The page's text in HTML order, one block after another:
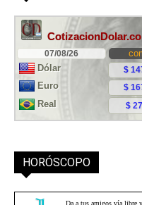
HORÓSCOPO